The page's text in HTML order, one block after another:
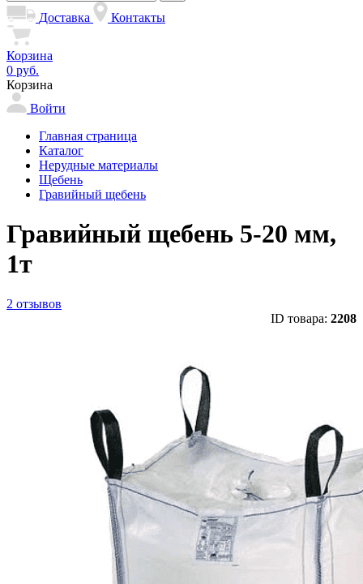
Доставка
Контакты
Корзина
0 руб.
Корзина
Войти
Главная страница
Каталог
Нерудные материалы
Щебень
Гравийный щебень
Гравийный щебень 5-20 мм,
1т
2 отзывов
ID товара: 2208